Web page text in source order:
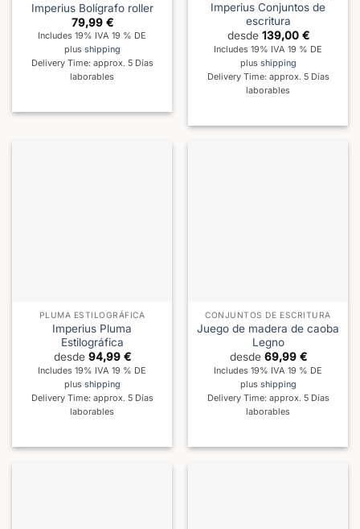
Imperius Bolígrafo roller
79,99 €
Includes 19% IVA 19 % DE
plus shipping
Delivery Time: approx. 5 Días
laborables
Imperius Conjuntos de
escritura
desde 139,00 €
Includes 19% IVA 19 % DE
plus shipping
Delivery Time: approx. 5 Días
laborables
PLUMA ESTILOGRÁFICA
Imperius Pluma
Estilográfica
desde 94,99 €
Includes 19% IVA 19 % DE
plus shipping
Delivery Time: approx. 5 Días
laborables
CONJUNTOS DE ESCRITURA
Juego de madera de caoba
Legno
desde 69,99 €
Includes 19% IVA 19 % DE
plus shipping
Delivery Time: approx. 5 Días
laborables